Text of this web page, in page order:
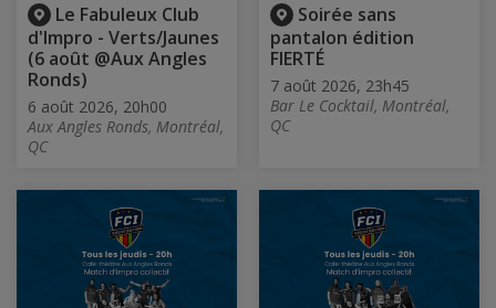
Le Fabuleux Club
d'Impro - Verts/Jaunes
(6 août @Aux Angles
Ronds)
6 août 2026, 20h00
Aux Angles Ronds, Montréal,
QC
Soirée sans
pantalon édition
FIERTÉ
7 août 2026, 23h45
Bar Le Cocktail, Montréal,
QC